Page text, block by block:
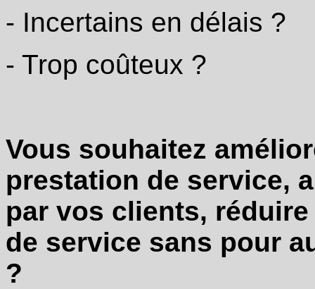
- Incertains en délais ?
- Trop coûteux ?
Vous souhaitez
prestation de service,
par vos clients,
de service sans pour
?